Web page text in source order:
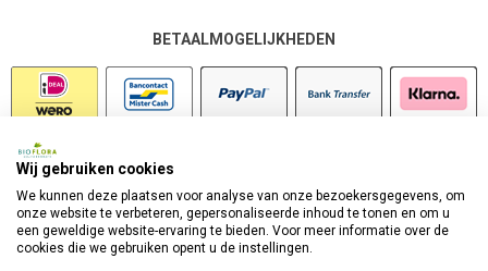
BETAALMOGELIJKHEDEN
Wij gebruiken cookies
We kunnen deze plaatsen voor analyse van onze bezoekersgegevens, om
onze website te verbeteren, gepersonaliseerde inhoud te tonen en om u
een geweldige website-ervaring te bieden. Voor meer informatie over de
cookies die we gebruiken opent u de instellingen.